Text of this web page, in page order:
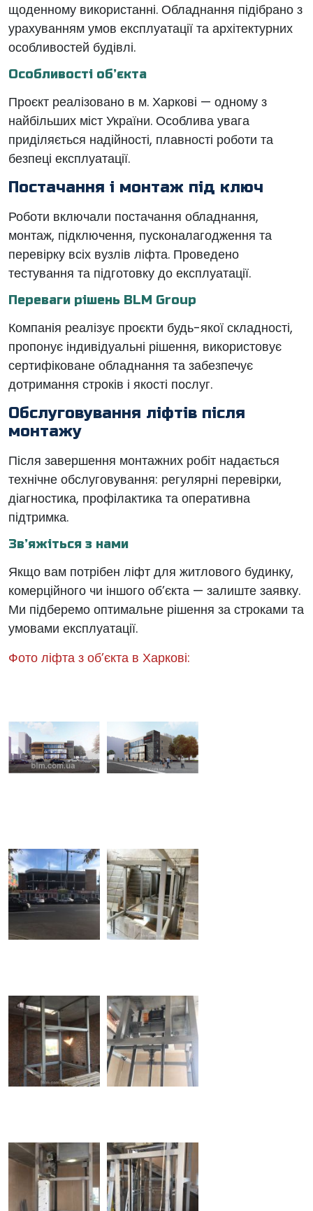
щоденному використанні. Обладнання підібрано з
урахуванням умов експлуатації та архітектурних
особливостей будівлі.
Особливості об’єкта
Проєкт реалізовано в м. Харкові — одному з
найбільших міст України. Особлива увага
приділяється надійності, плавності роботи та
безпеці експлуатації.
Постачання і монтаж під ключ
Роботи включали постачання обладнання,
монтаж, підключення, пусконалагодження та
перевірку всіх вузлів ліфта. Проведено
тестування та підготовку до експлуатації.
Переваги рішень BLM Group
Компанія реалізує проєкти будь-якої складності,
пропонує індивідуальні рішення, використовує
сертифіковане обладнання та забезпечує
дотримання строків і якості послуг.
Обслуговування ліфтів після
монтажу
Після завершення монтажних робіт надається
технічне обслуговування: регулярні перевірки,
діагностика, профілактика та оперативна
підтримка.
Зв’яжіться з нами
Якщо вам потрібен ліфт для житлового будинку,
комерційного чи іншого об’єкта — залиште заявку.
Ми підберемо оптимальне рішення за строками та
умовами експлуатації.
Фото ліфта з об’єкта в Харкові: